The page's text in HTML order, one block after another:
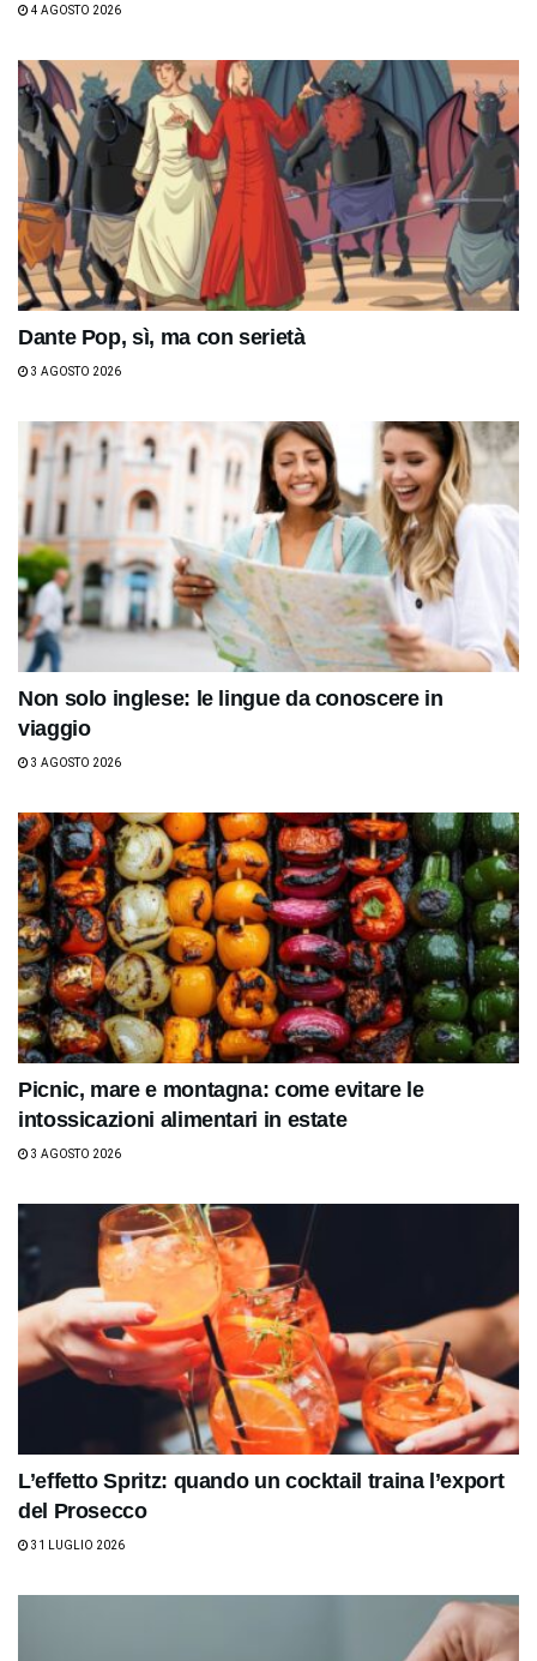
4 AGOSTO 2026
Dante Pop, sì, ma con serietà
3 AGOSTO 2026
Non solo inglese: le lingue da conoscere in
viaggio
3 AGOSTO 2026
Picnic, mare e montagna: come evitare le
intossicazioni alimentari in estate
3 AGOSTO 2026
L’effetto Spritz: quando un cocktail traina l’export
del Prosecco
31 LUGLIO 2026